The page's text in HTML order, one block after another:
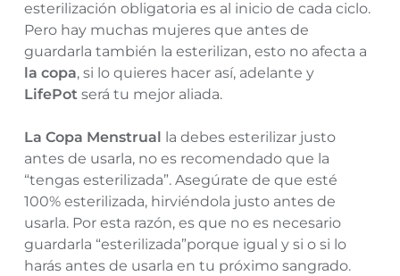
esterilización obligatoria es al inicio de cada ciclo.
Pero hay muchas mujeres que antes de
guardarla también la esterilizan, esto no afecta a
la copa, si lo quieres hacer así, adelante y
LifePotserá tu mejor aliada.
La Copa Menstrual
la debes esterilizar justo
antes de usarla, no es recomendado que la
“tengas esterilizada”. Asegúrate de que esté
100% esterilizada, hirviéndola justo antes de
usarla. Por esta razón, es que no es necesario
guardarla “esterilizada”porque igual y si o si lo
harás antes de usarla en tu próximo sangrado.